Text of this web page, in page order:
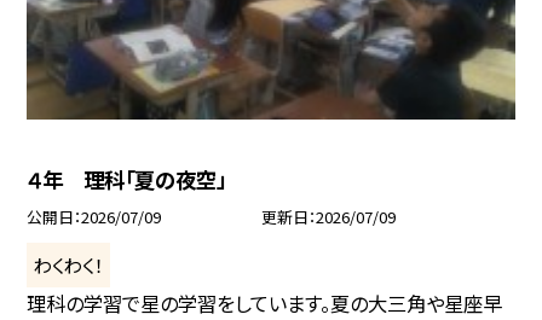
４年 理科「夏の夜空」
公開日 2026/07/09 更新日 2026/07/09
わくわく！
理科の学習で星の学習をしています。夏の大三角や星座早